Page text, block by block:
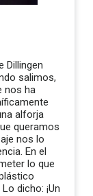
Dillingen
salimos,
nos ha
alforja
queramos
nos lo
En el
lo que
dicho: ¡Un